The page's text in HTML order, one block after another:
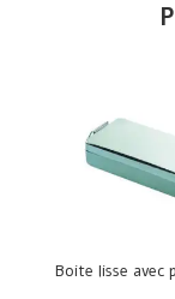
Boite lisse avec